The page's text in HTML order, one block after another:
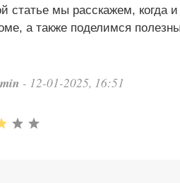
статье мы расскажем, когда
а также поделимся
- 12-01-2025, 16:51